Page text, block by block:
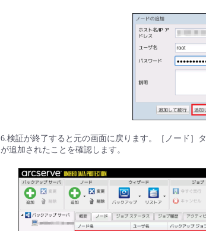
6.検証が終了すると元の画面に戻ります。［ノード］
が追加されたことを確認します。